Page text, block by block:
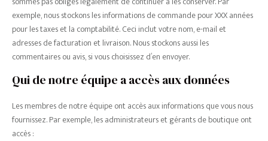
exemple, nous stockons les informations de commande pour XXX années
pour les taxes et la comptabilité. Ceci inclut votre nom, e-mail et
adresses de facturation et livraison. Nous stockons aussi les
commentaires ou avis, si vous choisissez d’en envoyer.
Qui de notre équipe a accès aux données
Les membres de notre équipe ont accès aux informations que vous nous
fournissez. Par exemple, les administrateurs et gérants de boutique ont
accès :